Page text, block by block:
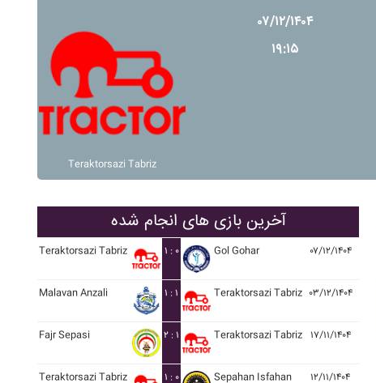
Teraktorsazi Tabriz
۰۷/۱۲/۱۴۰۴
۱۹:۱۵
آخرین بازی های انجام شده
Teraktorsazi Tabriz ۱ : ۰ Gol Gohar ۰۷/۱۲/۱۴۰۴
Malavan Anzali ۱ : ۱ Teraktorsazi Tabriz ۰۳/۱۲/۱۴۰۴
Fajr Sepasi ۲ : ۱ Teraktorsazi Tabriz ۱۷/۱۱/۱۴۰۴
Teraktorsazi Tabriz ۱ : ۰ Sepahan Isfahan ۱۲/۱۱/۱۴۰۴